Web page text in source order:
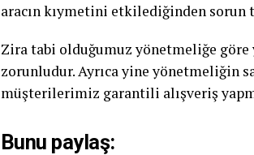
aracın kıymetini etkilediğinden sorun
Zira tabi olduğumuz yönetmeliğe
zorunludur. Ayrıca yine yönetmeliğin
müşterilerimiz garantili alışveriş
Bunu paylaş: